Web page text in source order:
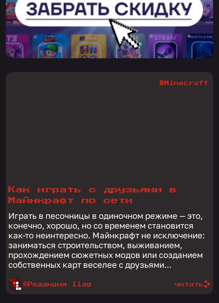
Как играть с друзьями в
Майнкрафт по сети
Играть в песочницы в одиночном режиме — это,
конечно, хорошо, но со временем становится
как-то неинтересно. Майнкрафт не исключение:
заниматься строительством, выживанием,
прохождением сюжетных модов или созданием
собственных карт веселее с друзьями...
@Редакция 1lag
#Minecraft
читать